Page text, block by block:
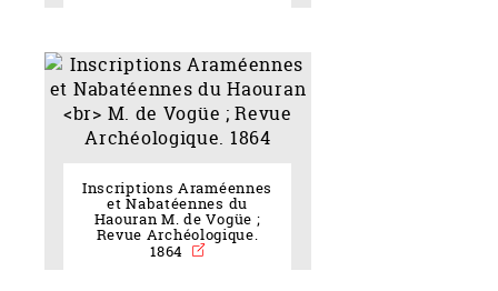
Inscriptions Araméennes
et Nabatéennes du
Haouran M. de Vogüe ;
Revue Archéologique.
1864